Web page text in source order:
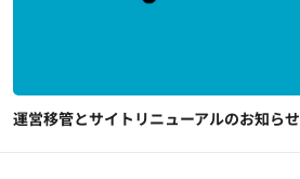
運営移管とサイトリニューアルのお知らせ